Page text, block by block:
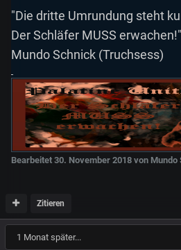
"Die dritte Umrundung steht
Der Schläfer MUSS erwachen!"
Mundo Schnick (Truchsess)
Bearbeitet 30. November 2018 von Mundo
Zitieren
1 Monat später...